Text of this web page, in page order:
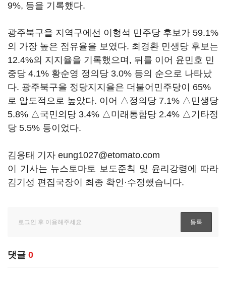
9%, 등을 기록했다.
광주북구을 지역구에선 이형석 민주당 후보가 59.1%
의 가장 높은 점유율을 보였다. 최경환 민생당 후보는
12.4%의 지지율을 기록했으며, 뒤를 이어 윤민호 민
중당 4.1% 황순영 정의당 3.0% 등의 순으로 나타났
다. 광주북구을 정당지지율은 더불어민주당이 65%
로 압도적으로 높았다. 이어 △정의당 7.1% △민생당
5.8% △국민의당 3.4% △미래통합당 2.4% △기타정
당 5.5% 등이었다.
김응태 기자 eung1027@etomato.com
이 기사는 뉴스토마토 보도준칙 및 윤리강령에 따라
김기성 편집국장이 최종 확인·수정했습니다.
댓글 0